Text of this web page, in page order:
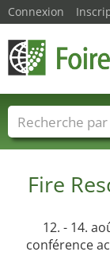
Fire
12. - 14.
conférence
Connexion
Foire noms